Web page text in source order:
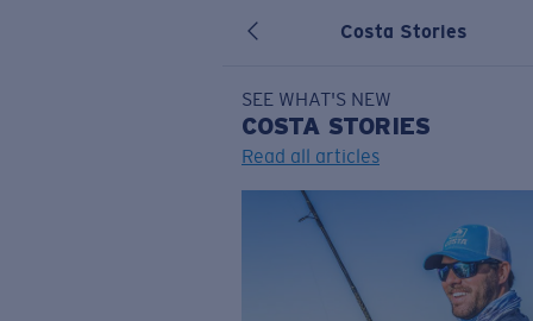
Costa Stories
SEE WHAT'S NEW
COSTA STORIES
Read all articles